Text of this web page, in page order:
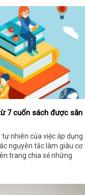
chính trị, kinh doanh đến
bài học nổi bật từ
7 cuốn sách được săn
nhiên của việc áp dụng
nguyên tắc làm giàu cơ
trang chia sẻ những